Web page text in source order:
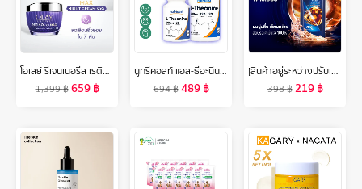
โอเลย์ รีเจนเนอรีส เรตินอล24 แม็กซ์ ไนท์ครีม 50 กรัม. ลดเลือนริ้วรอย สกินแคร์ Olay Regenerist Retinol24 Max Night Cream 50G
1,399฿659฿
นูทรีคอสท์ แอล-ธีอะนีน 200 mg แคปซูล Nutricost L-Theanine /กินร่วมกับ ถั่งเช่า น้ำมันปลา โอเมก้า 3 กระเทียมสกัด กาบา กิงโกะ กรีนที แอล-กลูตามีน วิตามินบี วิตามินซี กรดอะมิโน
694฿489฿
[สินค้าอยู่ระหว่างปรับเปลี่ยนขนาด] เคลียร์ เมน 3in1 แชมพู บอดี้วอช แอ็คทีฟคูล สำหรับผู้ชาย เพื่อเส้นผม หนังศีรษะ และผิวกาย 390 มล. x2 Clear Men 3in
398฿219฿